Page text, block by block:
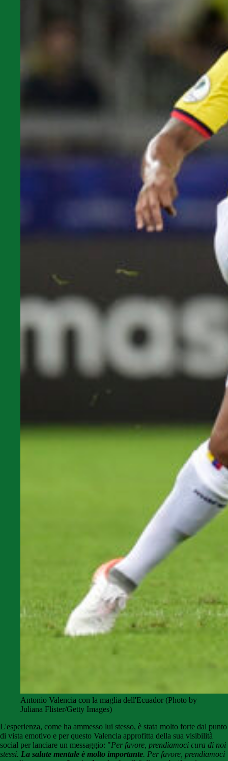
Antonio Valencia con la maglia dell'Ecuador (Photo by
Juliana Flister/Getty Images)
L'esperienza, come ha ammesso lui stesso, è stata molto forte dal punto
di vista emotivo e per questo Valencia approfitta della sua visibilità
social per lanciare un messaggio: "Per favore, prendiamoci cura di noi
stessi. La salute mentale è molto importante. Per favore, prendiamoci